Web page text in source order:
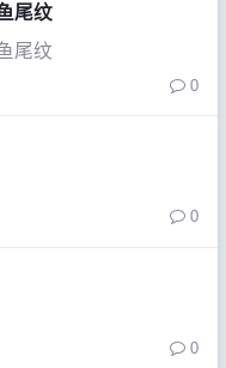
尾纹
尾纹
0
0
0